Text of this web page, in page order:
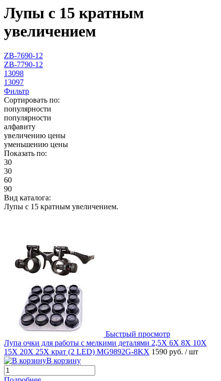
Лупы с 15 кратным
увеличением
ZB-7690-12
ZB-7790-12
13098
13097
Фильтр
Сортировать по:
популярности
популярности
алфавиту
увеличению цены
уменьшению цены
Показать по:
30
30
60
90
Вид каталога:
Лупы с 15 кратным увеличением.
Быстрый просмотр
Лупа очки для работы с мелкими деталями 2,5X 6X 8X 10X
15X 20X 25Х крат (2 LED) MG9892G-8KX 1590 руб. / шт
В корзину